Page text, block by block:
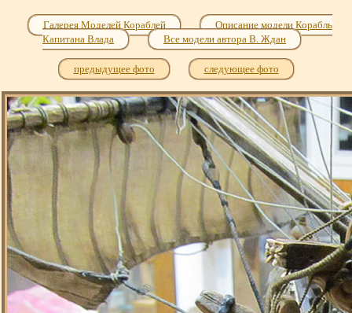
Галерея Моделей Кораблей
Описание модели Корабль
Капитана Влада
Все модели автора В. Ждан
предыдущее фото следующее фото